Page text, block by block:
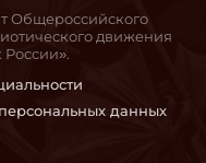
данных
Общероссийского
движения